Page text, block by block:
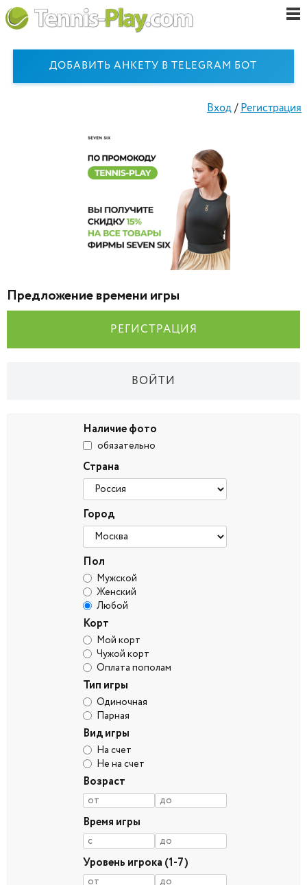
ДОБАВИТЬ АНКЕТУ В TELEGRAM БОТ
Вход/Регистрация
Предложение времени игры
РЕГИСТРАЦИЯ
ВОЙТИ
Наличие фото
обязательно
Страна
Город
Пол
Мужской
Женский
Любой
Корт
Мой корт
Чужой корт
Оплата пополам
Тип игры
Одиночная
Парная
Вид игры
На счет
Не на счет
Возраст
Время игры
Уровень игрока (1-7)